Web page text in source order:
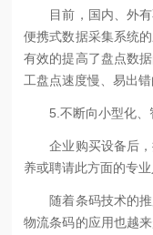
目前，国内、外有
便携式数据采集系统
有效的提高了盘点数
工盘点速度慢、易出错
5.不断向小型化、
企业购买设备后，
养或聘请此方面的专业
随着条码技术的推
物流条码的应用也越